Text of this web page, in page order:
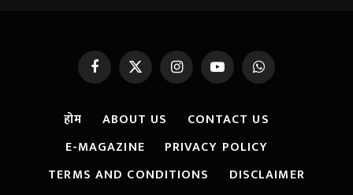
FacebookX
(Twitter)
InstagramYouTubeWhatsApp
होम ABOUT US
CONTACT US
E-MAGAZINE
PRIVACY POLICY
TERMS AND CONDITIONS
DISCLAIMER